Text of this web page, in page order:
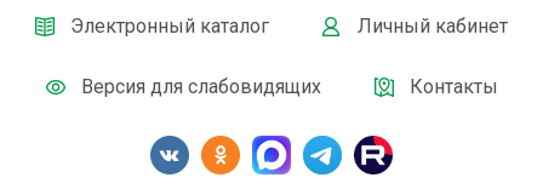
Электронный каталог Личный кабинет
Версия для слабовидящих Контакты